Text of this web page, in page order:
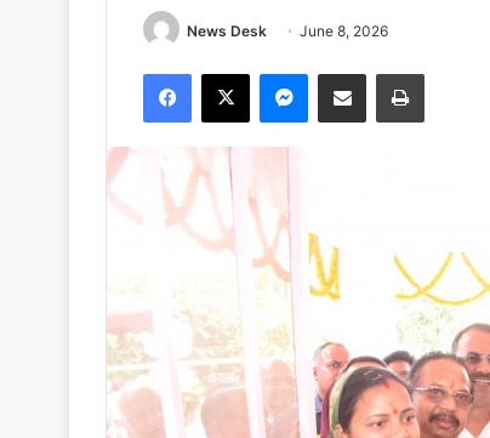
News Desk June 8, 2026
Facebook
X Messenger
Share via Email Print